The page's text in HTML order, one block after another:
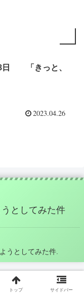
日 「きっと、
2023.04.26
としてみた件
うとしてみた件.
トップ サイドバー